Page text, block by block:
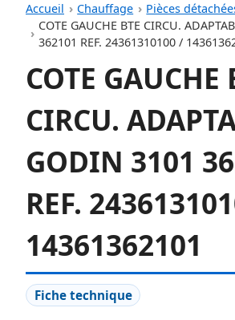
Accueil Chauffage
Pièces
COTE GAUCHE BTE CIRCU.
362101 REF. 24361310100 /
COTE GAUCHE
CIRCU.
GODIN 3101
REF.
14361362101
Fiche technique